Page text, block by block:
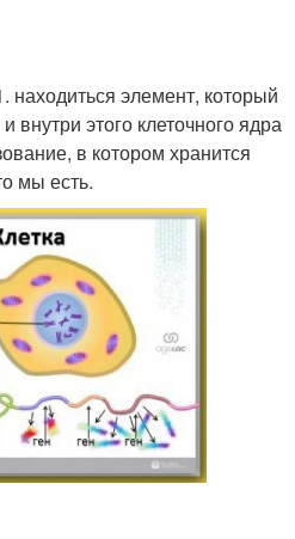
находиться элемент, который
внутри этого клеточного ядра
в котором хранится
мы есть.